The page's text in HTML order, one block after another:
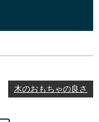
木のおもちゃの良さ